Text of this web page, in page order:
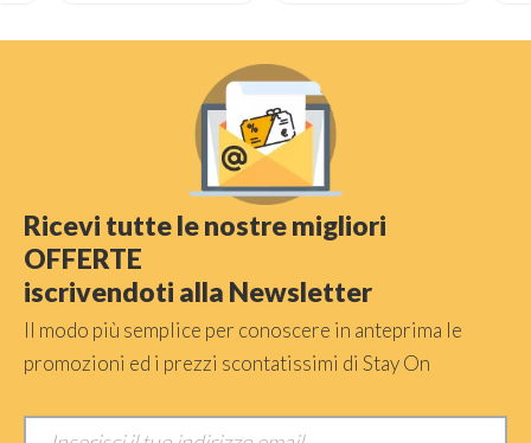
Ricevi tutte le nostre migliori
OFFERTE
iscrivendoti alla Newsletter
Il modo più semplice per conoscere in anteprima le
promozioni ed i prezzi scontatissimi di Stay On